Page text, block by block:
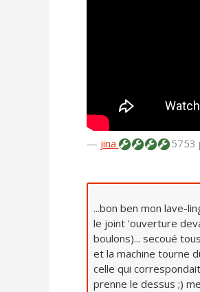
— jina 5753
...bon ben mon lave-
le joint 'ouverture
boulons)... secoué
et la machine tourne
celle qui
prenne le dessus ;)